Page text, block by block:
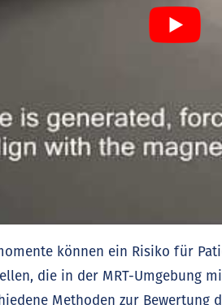
können ein Risiko für
die in der MRT-Umgebung
Methoden zur